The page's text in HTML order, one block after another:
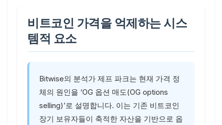
비트코인 가격을 억제하는 시스
템적 요소
Bitwise의 분석가 제프 파크는 현재 가격 정
체의 원인을 ‘OG 옵션 매도(OG options
selling)’로 설명합니다. 이는 기존 비트코인
장기 보유자들이 축적한 자산을 기반으로 옵